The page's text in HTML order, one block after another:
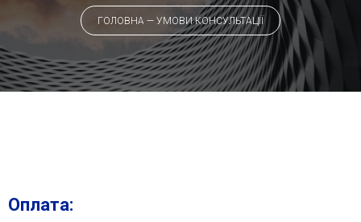
ГОЛОВНА — УМОВИ КОНСУЛЬТАЦІЇ
Оплата: